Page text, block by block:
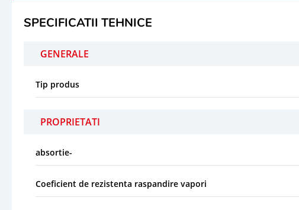
SPECIFICATII TEHNICE
GENERALE
Tip produs
PROPRIETATI
absortie-
Coeficient de rezistenta raspandire vapori